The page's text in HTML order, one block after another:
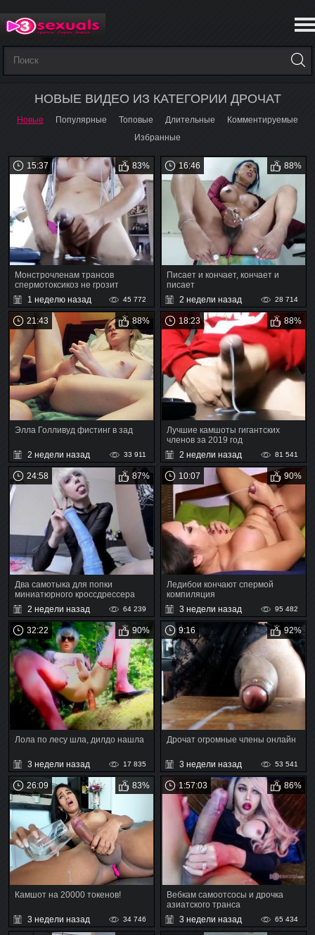
НОВЫЕ ВИДЕО ИЗ КАТЕГОРИИ ДРОЧАТ
Новые Популярные Топовые Длительные
Комментируемые
Избранные
15:37 83%
Монстрочленам трансов
спермотоксикоз не грозит
1 неделю назад
45 772
16:46 88%
Писает и кончает, кончает и
писает
2 недели назад
28 714
21:43 88%
Элла Голливуд фистинг в зад
2 недели назад 33 911
18:23 88%
Лучшие камшоты гигантских
членов за 2019 год
2 недели назад
81 541
24:58 87%
Два самотыка для попки
миниатюрного кроссдрессера
2 недели назад
64 239
10:07 90%
Ледибои кончают спермой
компиляция
3 недели назад
95 482
32:22 90%
Лола по лесу шла, дилдо нашла
3 недели назад 17 835
9:16 92%
Дрочат огромные члены онлайн
3 недели назад 53 541
26:09 83%
Камшот на 20000 токенов!
3 недели назад 34 746
1:57:03 86%
Вебкам самоотсосы и дрочка
азиатского транса
3 недели назад
65 434